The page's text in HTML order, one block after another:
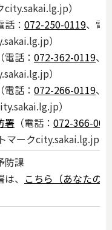
）
話： 072-250-0119、電
）
（電話： 072-362-0119、
）
（電話： 072-266-0119、
）
署 （電話： 072-366-
マークcity.sakai.lg.jp）
防課
、 こちら（あなたの